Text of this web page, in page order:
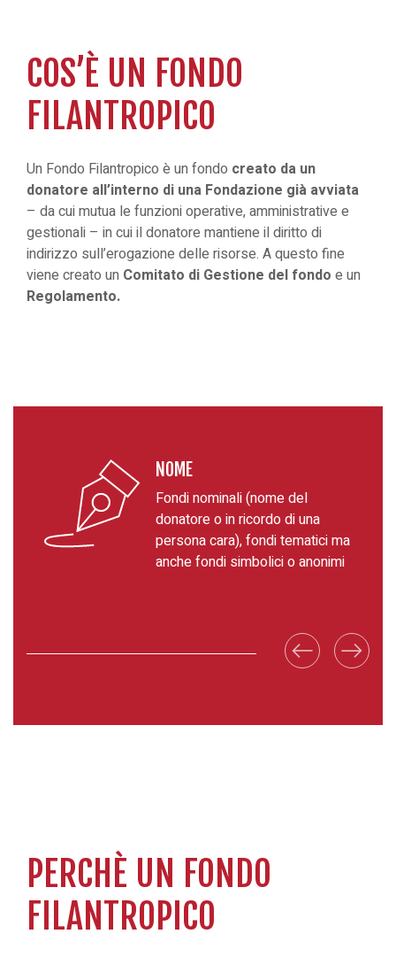
COS’È UN FONDO
FILANTROPICO
Un Fondo Filantropico è un fondo creato da un
donatore all’interno di una Fondazione già avviata
– da cui mutua le funzioni operative, amministrative e
gestionali – in cui il donatore mantiene il diritto di
indirizzo sull’erogazione delle risorse. A questo fine
viene creato un Comitato di Gestione del fondo e un
Regolamento.
NOME
Fondi nominali (nome del
donatore o in ricordo di una
persona cara), fondi tematici ma
anche fondi simbolici o anonimi
PERCHÈ UN FONDO
FILANTROPICO